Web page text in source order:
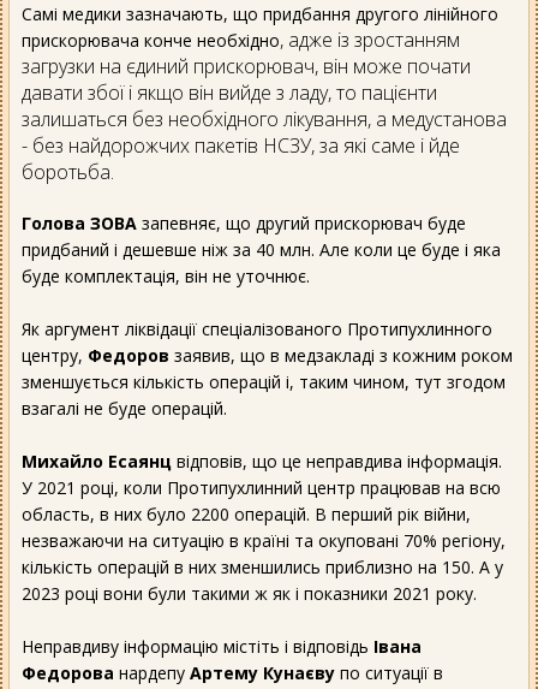
Самі медики зазначають, що придбання другого лінійного
прискорювача конче необхідно, адже із зростанням
загрузки на єдиний прискорювач, він може почати
давати збої і якщо він вийде з ладу, то пацієнти
залишаться без необхідного лікування, а медустанова
- без найдорожчих пакетів НСЗУ, за які саме і йде
боротьба.
Голова ЗОВА запевняє, що другий прискорювач буде
придбаний і дешевше ніж за 40 млн. Але коли це буде і яка
буде комплектація, він не уточнює.
Як аргумент ліквідації спеціалізованого Протипухлинного
центру, Федоров заявив, що в медзакладі з кожним роком
зменшується кількість операцій і, таким чином, тут згодом
взагалі не буде операцій.
Михайло Есаянц відповів, що це неправдива інформація.
У 2021 році, коли Протипухлинний центр працював на всю
область, в них було 2200 операцій. В перший рік війни,
незважаючи на ситуацію в країні та окуповані 70% регіону,
кількість операцій в них зменшились приблизно на 150. А у
2023 році вони були такими ж як і показники 2021 року.
Неправдиву інформацію містіть і відповідь Івана
Федорова нардепу Артему Кунаєву по ситуації в